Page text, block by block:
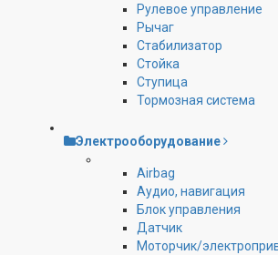
Рулевое управление
Рычаг
Стабилизатор
Стойка
Ступица
Тормозная система
Электрооборудование
Airbag
Аудио, навигация
Блок управления
Датчик
Моторчик/